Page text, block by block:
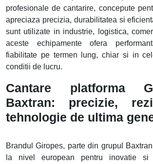
profesionale de cantarire, concepute
apreciaza precizia, durabilitatea si
sunt utilizate in industrie, logistica,
aceste echipamente ofera
fiabilitate pe termen lung, chiar si in
conditii de lucru.
Cantare platforma
Baxtran: precizie,
tehnologie de ultima
Brandul Giropes, parte din grupul
la nivel european pentru inovatie si